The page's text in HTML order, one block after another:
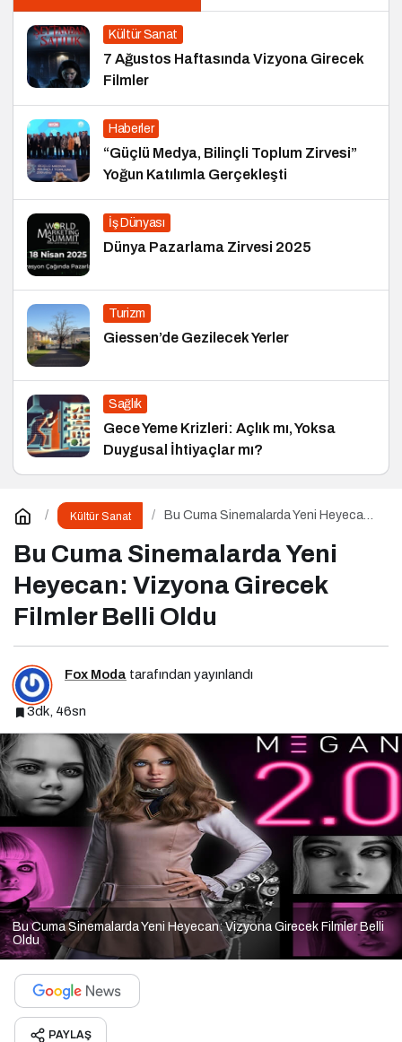
Kültür Sanat
7 Ağustos Haftasında Vizyona Girecek
Filmler
Haberler
“Güçlü Medya, Bilinçli Toplum Zirvesi”
Yoğun Katılımla Gerçekleşti
İş Dünyası
Dünya Pazarlama Zirvesi 2025
Turizm
Giessen’de Gezilecek Yerler
Sağlık
Gece Yeme Krizleri: Açlık mı, Yoksa
Duygusal İhtiyaçlar mı?
Kültür Sanat
Bu Cuma Sinemalarda Yeni Heyecan:
Bu Cuma Sinemalarda Yeni
Heyecan: Vizyona Girecek
Filmler Belli Oldu
Fox Moda tarafından yayınlandı
3dk, 46sn
Bu Cuma Sinemalarda Yeni Heyecan: Vizyona Girecek Filmler Belli
Oldu
PAYLAŞ